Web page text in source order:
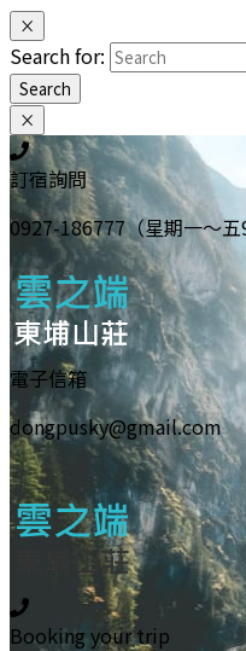
×
Search for:
Search
×
訂宿詢問
0927-186777（星期一～五
電子信箱
dongpusky@gmail.com
Booking your trip